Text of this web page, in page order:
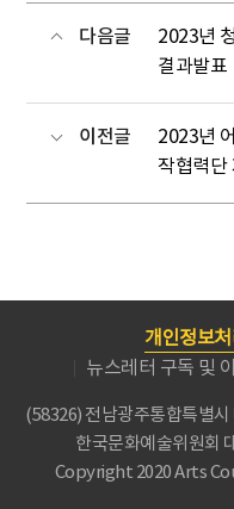
다음글
2023년
결과발표
이전글
2023년
작협력단
개인정보처
뉴스레터 구독 및
(58326) 전남광주통합특별
한국문화예술위원회
Copyright 2020 Arts